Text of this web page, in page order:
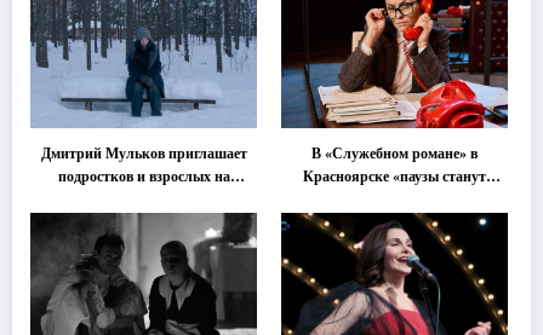
Дмитрий Мульков приглашает
подростков и взрослых на
В «Служебном романе» в
Красноярске «паузы станут